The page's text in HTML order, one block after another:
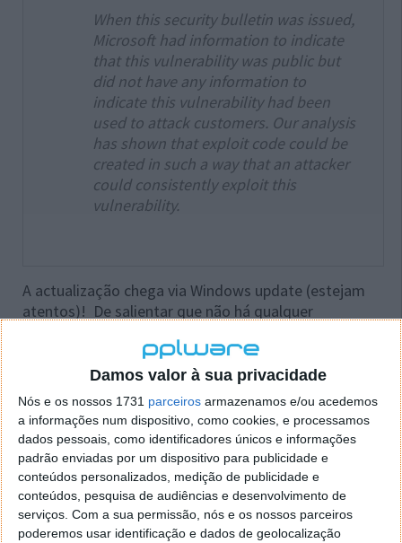
Damos valor à sua privacidade
Nós e os nossos 1731 parceiros armazenamos e/ou acedemos
a informações num dispositivo, como cookies, e processamos
dados pessoais, como identificadores únicos e informações
padrão enviadas por um dispositivo para publicidade e
conteúdos personalizados, medição de publicidade e
conteúdos, pesquisa de audiências e desenvolvimento de
serviços. Com a sua permissão, nós e os nossos parceiros
poderemos usar identificação e dados de geolocalização
When this security bulletin was issued,
Microsoft had information to indicate
that this vulnerability was public but
did not have any information to
indicate this vulnerability had been
used to attack customers. Our analysis
has shown that exploit code could be
created in such a way that an attacker
could consistently exploit this
vulnerability.
A actualização chega via Windows update (estejam
atentos)! De salientar que não há qualquer
2003 que perdeu recentemente suporte por parte da
As indicações dizem que esta falha foi descoberta
por investigadores que fazem parte do Project
Zero da Google e FireEye.
Mais informaçõesaqui